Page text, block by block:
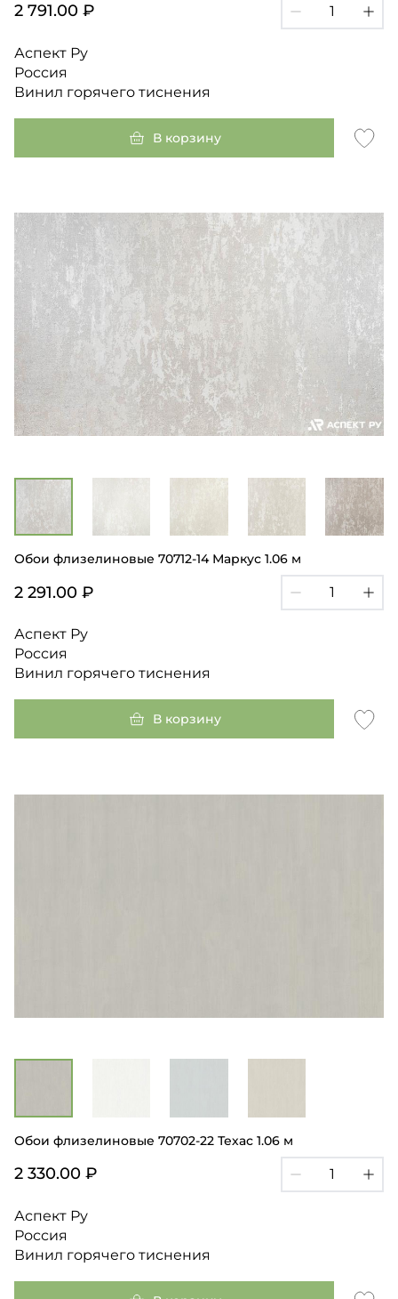
2 791.00 ₽
Аспект Ру
Россия
Винил горячего тиснения
В корзину
Обои флизелиновые 70712-14 Маркус 1.06 м
2 291.00 ₽
Аспект Ру
Россия
Винил горячего тиснения
В корзину
Обои флизелиновые 70702-22 Техас 1.06 м
2 330.00 ₽
Аспект Ру
Россия
Винил горячего тиснения